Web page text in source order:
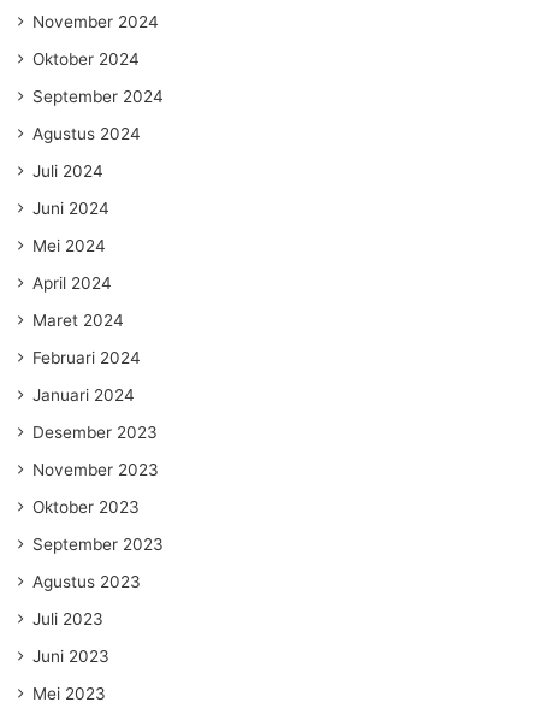
November 2024
Oktober 2024
September 2024
Agustus 2024
Juli 2024
Juni 2024
Mei 2024
April 2024
Maret 2024
Februari 2024
Januari 2024
Desember 2023
November 2023
Oktober 2023
September 2023
Agustus 2023
Juli 2023
Juni 2023
Mei 2023